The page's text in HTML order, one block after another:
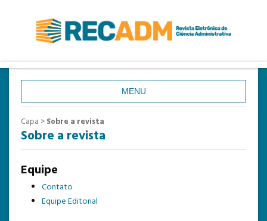
MENU
CAPA
SOBRE
CADASTRO
PESQUISA
Capa >Sobre a revista
Sobre a revista
Equipe
Contato
Equipe Editorial